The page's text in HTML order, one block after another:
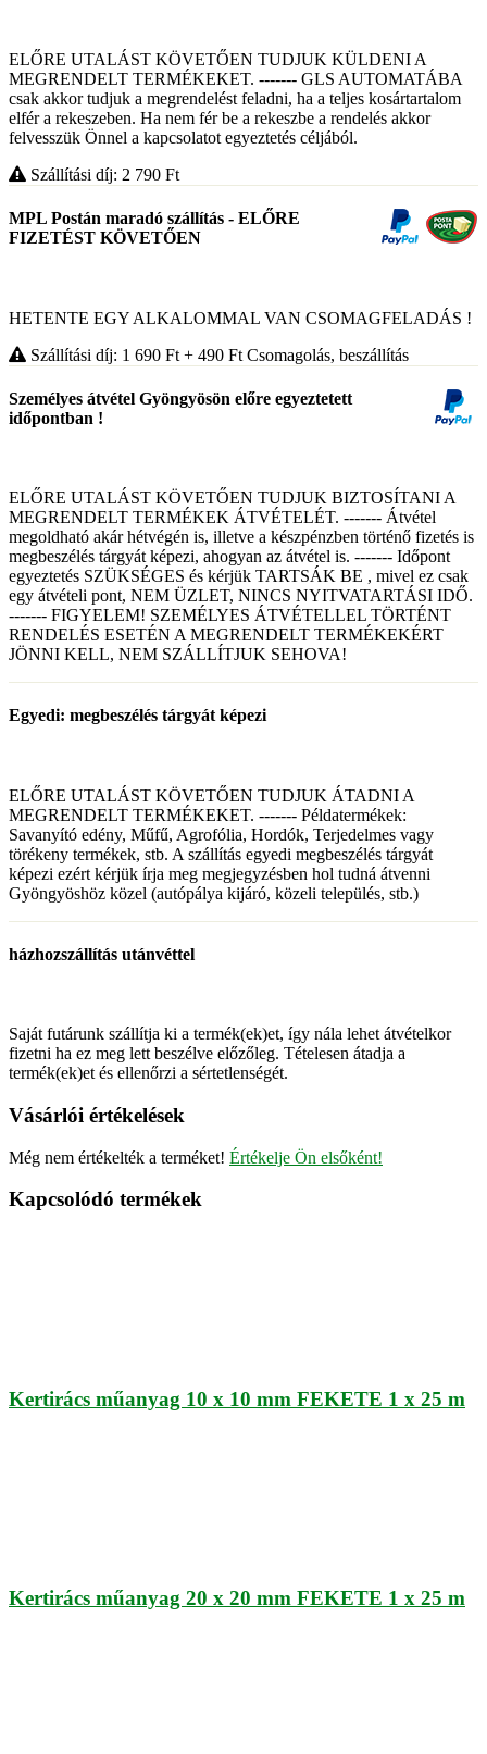
ELŐRE UTALÁST KÖVETŐEN TUDJUK KÜLDENI A
MEGRENDELT TERMÉKEKET. ------- GLS AUTOMATÁBA
csak akkor tudjuk a megrendelést feladni, ha a teljes kosártartalom
elfér a rekeszeben. Ha nem fér be a rekeszbe a rendelés akkor
felvesszük Önnel a kapcsolatot egyeztetés céljából.
Szállítási díj: 2 790 Ft
MPL Postán maradó szállítás - ELŐRE
FIZETÉST KÖVETŐEN
HETENTE EGY ALKALOMMAL VAN CSOMAGFELADÁS !
Szállítási díj: 1 690 Ft + 490 Ft Csomagolás, beszállítás
Személyes átvétel Gyöngyösön előre egyeztetett
időpontban !
ELŐRE UTALÁST KÖVETŐEN TUDJUK BIZTOSÍTANI A
MEGRENDELT TERMÉKEK ÁTVÉTELÉT. ------- Átvétel
megoldható akár hétvégén is, illetve a készpénzben történő fizetés is
megbeszélés tárgyát képezi, ahogyan az átvétel is. ------- Időpont
egyeztetés SZÜKSÉGES és kérjük TARTSÁK BE , mivel ez csak
egy átvételi pont, NEM ÜZLET, NINCS NYITVATARTÁSI IDŐ.
------- FIGYELEM! SZEMÉLYES ÁTVÉTELLEL TÖRTÉNT
RENDELÉS ESETÉN A MEGRENDELT TERMÉKEKÉRT
JÖNNI KELL, NEM SZÁLLÍTJUK SEHOVA!
Egyedi: megbeszélés tárgyát képezi
ELŐRE UTALÁST KÖVETŐEN TUDJUK ÁTADNI A
MEGRENDELT TERMÉKEKET. ------- Példatermékek:
Savanyító edény, Műfű, Agrofólia, Hordók, Terjedelmes vagy
törékeny termékek, stb. A szállítás egyedi megbeszélés tárgyát
képezi ezért kérjük írja meg megjegyzésben hol tudná átvenni
Gyöngyöshöz közel (autópálya kijáró, közeli település, stb.)
házhozszállítás utánvéttel
Saját futárunk szállítja ki a termék(ek)et, így nála lehet átvételkor
fizetni ha ez meg lett beszélve előzőleg. Tételesen átadja a
termék(ek)et és ellenőrzi a sértetlenségét.
Vásárlói értékelések
Még nem értékelték a terméket! Értékelje Ön elsőként!
Kapcsolódó termékek
Kertirács műanyag 10 x 10 mm FEKETE 1 x 25 m
Kertirács műanyag 20 x 20 mm FEKETE 1 x 25 m